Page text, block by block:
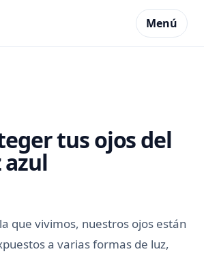
Menú
tus ojos del
azul
que vivimos, nuestros ojos están
a varias formas de luz,